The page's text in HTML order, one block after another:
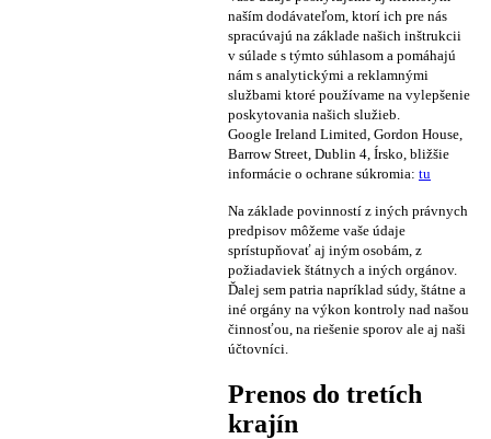
naším dodávateľom, ktorí ich pre nás
spracúvajú na základe našich inštrukcii
v súlade s týmto súhlasom a pomáhajú
nám s analytickými a reklamnými
službami ktoré používame na vylepšenie
poskytovania našich služieb.
Google Ireland Limited, Gordon House,
Barrow Street, Dublin 4, Írsko, bližšie
informácie o ochrane súkromia: tu
Na základe povinností z iných právnych
predpisov môžeme vaše údaje
sprístupňovať aj iným osobám, z
požiadaviek štátnych a iných orgánov.
Ďalej sem patria napríklad súdy, štátne a
iné orgány na výkon kontroly nad našou
činnosťou, na riešenie sporov ale aj naši
účtovníci.
Prenos do tretích
krajín